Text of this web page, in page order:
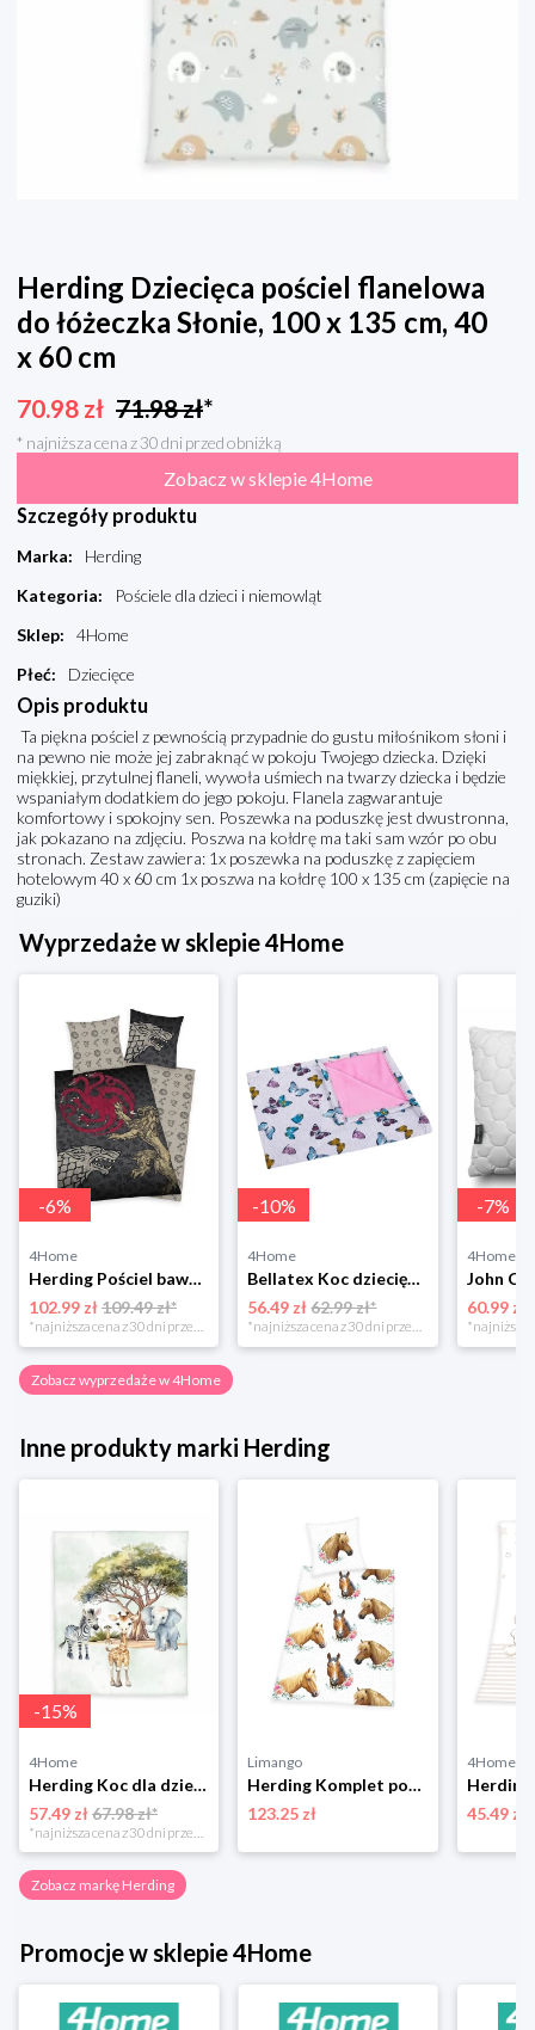
Herding Dziecięca pościel flanelowa
do łóżeczka Słonie, 100 x 135 cm, 40
x 60 cm
70.98 zł 71.98zł*
* najniższa cena z 30 dni przed obniżką
Zobacz w sklepie 4Home
Szczegóły produktu
Marka:
Herding
Kategoria:
Pościele dla dzieci i niemowląt
Sklep:
4Home
Płeć: Dziecięce
Opis produktu
Ta piękna pościel z pewnością przypadnie do gustu miłośnikom słoni i
na pewno nie może jej zabraknąć w pokoju Twojego dziecka. Dzięki
miękkiej, przytulnej flaneli, wywoła uśmiech na twarzy dziecka i będzie
wspaniałym dodatkiem do jego pokoju. Flanela zagwarantuje
komfortowy i spokojny sen. Poszewka na poduszkę jest dwustronna,
jak pokazano na zdjęciu. Poszwa na kołdrę ma taki sam wzór po obu
stronach. Zestaw zawiera: 1x poszewka na poduszkę z zapięciem
hotelowym 40 x 60 cm 1x poszwa na kołdrę 100 x 135 cm (zapięcie na
guziki)
Wyprzedaże w sklepie 4Home
-6%
4Home
Herding Pościel bawełniana Game of the Thrones, 140 x 200 cm, 70 x 90 cm
102.99 zł109.49 zł*
*najniższa cena z 30 dni przed obniżką
-10%
4Home
Bellatex Koc dziecięcy Bára Butterfly różowy, 75 x 100 cm
56.49 zł 62.99 zł*
*najniższa cena z 30 dni przed obniżką
-7%
4Home
60.99 zł
Zobacz wyprzedaże w 4Home
Inne produkty marki Herding
-15%
4Home
Herding Koc dla dzieci Safari, 130 x 160 cm
57.49 zł67.98 zł*
Limango
Herding Komplet pościeli renforcé "Horse" w kolorze białym rozmiar: 135x200 cm
123.25 zł
4Home
45.49 zł
Zobacz markę Herding
Promocje w sklepie 4Home